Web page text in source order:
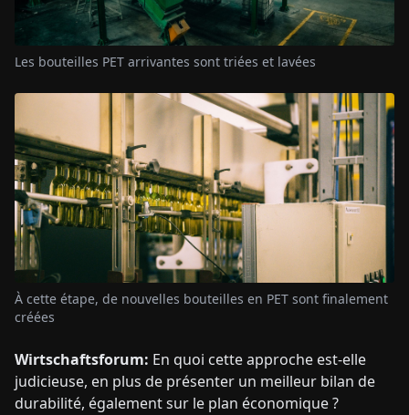
Les bouteilles PET arrivantes sont triées et lavées
À cette étape, de nouvelles bouteilles en PET sont finalement
créées
Wirtschaftsforum: En quoi cette approche est-elle
judicieuse, en plus de présenter un meilleur bilan de
durabilité, également sur le plan économique ?